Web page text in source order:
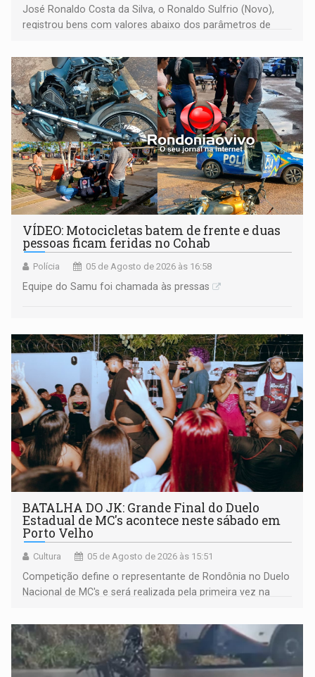
José Ronaldo Costa da Silva, o Ronaldo Sulfrio (Novo),
registrou bens com valores abaixo dos parâmetros de
milhões
VÍDEO: Motocicletas batem de frente e duas
pessoas ficam feridas no Cohab
Polícia 05 de Agosto de 2026 às 16:58
Equipe do Samu foi chamada às pressas
BATALHA DO JK: Grande Final do Duelo
Estadual de MC's acontece neste sábado em
Porto Velho
Cultura 05 de Agosto de 2026 às 15:51
Competição define o representante de Rondônia no Duelo
Nacional de MC's e será realizada pela primeira vez na